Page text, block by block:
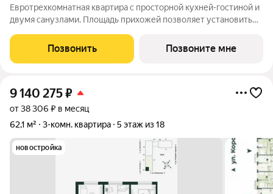
Евротрехкомнатная квартира с просторной кухней-гостиной и
двумя санузлами. Площадь прихожей позволяет установить
лоджию. Окна на две стороны.
Позвонить Позвоните мне
9 140 275₽
от 38 306 ₽ в месяц
62,1 м²
3-комн. квартира 5 этаж из 18
новостройка